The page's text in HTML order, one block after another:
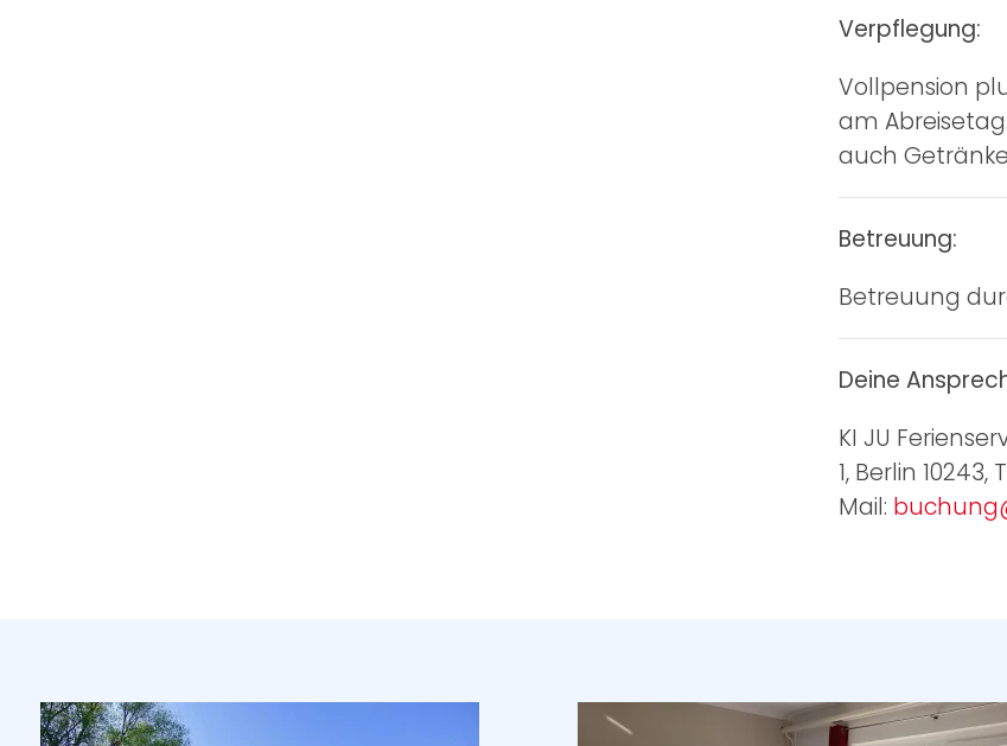
Verpflegung:
Vollpension
am
auch
Betreuung:
Betreuung
Deine
KI JU
1, Berlin 10243,
Mail: